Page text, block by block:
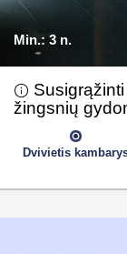
Min.: 3 n.
žingsnių
Dvivietis